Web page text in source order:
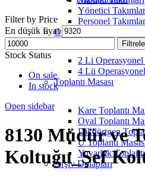
Yönetici
Personel
Operasyonel Masa
2 Li Operasyonel
4 Lü
Toplantı Masası
Kare Toplantı
Oval Toplantı
Dikdörtgen
U Toplantı
Yuvarlak Toplantı
Arşiv Dolapları
Filter by Price
En düşük fiyat
Filtrele
Stock Status
On sale
In stock
Open sidebar
8130 Müdür ve
Koltuğu_Şef